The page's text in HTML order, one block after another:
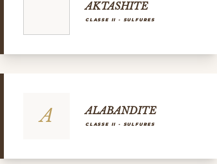
AKTASHITE
CLASSE II - SULFURES
A ALABANDITE
CLASSE II - SULFURES